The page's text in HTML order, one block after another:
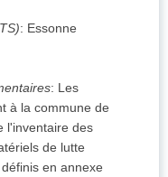
: Essonne
: Les
à la commune de
l'inventaire des
de lutte
en annexe